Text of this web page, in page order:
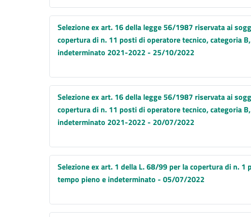
Selezione ex art. 16 della legge 56/1987 riservata ai
copertura di n. 11 posti di operatore tecnico, categoria
indeterminato 2021-2022 - 25/10/2022
Selezione ex art. 16 della legge 56/1987 riservata ai
copertura di n. 11 posti di operatore tecnico, categoria
indeterminato 2021-2022 - 20/07/2022
Selezione ex art. 1 della L. 68/99 per la copertura di n.
tempo pieno e indeterminato - 05/07/2022